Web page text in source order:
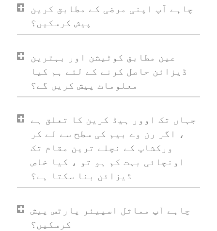
چاہے آپ اپنی مرضی کے مطابق کرین
پیش کرسکیں؟
عین مطابق کوٹیشن اور بہترین
ڈیزائن حاصل کرنے کے لئے ہم کیا
معلومات پیش کریں گے؟
جہاں تک اوور ہیڈ کرین کا تعلق ہے
، اگر رن وے بیم کی سطح سے لے کر
ورکشاپ کے نچلے ترین مقام تک
اونچائی بہت کم ہو تو ، کیا خاص
ڈیزائن بنا سکتا ہے؟
چاہے آپ مماثل اسپیئر پارٹس پیش
کرسکیں؟